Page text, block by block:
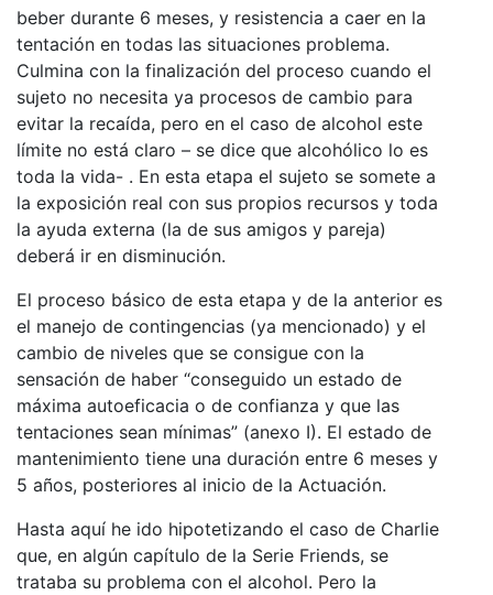
beber durante 6 meses, y resistencia a caer en la
tentación en todas las situaciones problema.
Culmina con la finalización del proceso cuando el
sujeto no necesita ya procesos de cambio para
evitar la recaída, pero en el caso de alcohol este
límite no está claro – se dice que alcohólico lo es
toda la vida- . En esta etapa el sujeto se somete a
la exposición real con sus propios recursos y toda
la ayuda externa (la de sus amigos y pareja)
deberá ir en disminución.
El proceso básico de esta etapa y de la anterior es
el manejo de contingencias (ya mencionado) y el
cambio de niveles que se consigue con la
sensación de haber “conseguido un estado de
máxima autoeficacia o de confianza y que las
tentaciones sean mínimas” (anexo I). El estado de
mantenimiento tiene una duración entre 6 meses y
5 años, posteriores al inicio de la Actuación.
Hasta aquí he ido hipotetizando el caso de Charlie
que, en algún capítulo de la Serie Friends, se
trataba su problema con el alcohol. Pero la